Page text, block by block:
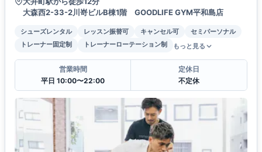
大森西2-33-2川嵜ビルB棟1階 GOODLIFE GYM平和島店
シューズレンタル レッスン振替可 キャンセル可
セミパーソナル
トレーナー固定制
トレーナーローテーション制 もっと見る
営業時間
平日 10:00〜22:00
定休日
不定休